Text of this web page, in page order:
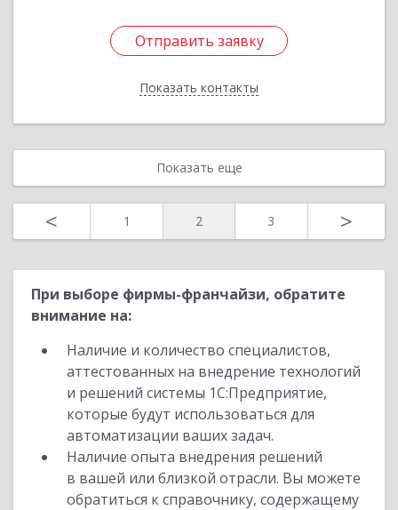
Отправить заявку
Показать контакты
Отправить заявку
Назад
Показать еще
< 1 2 3 >
При выборе фирмы-франчайзи, обратите
внимание на:
Наличие и количество специалистов,
аттестованных на внедрение технологий
и решений системы 1С:Предприятие,
которые будут использоваться для
автоматизации ваших задач.
Наличие опыта внедрения решений
в вашей или близкой отрасли. Вы можете
обратиться к справочнику, содержащему